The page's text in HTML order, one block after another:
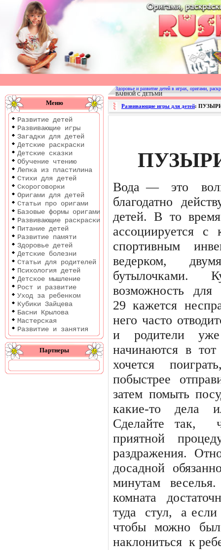
Оригами
|
Раскраски
Развитие
детей
Меню
Развитие детей
Развивающие игры
Загадки для детей
Детские раскраски
Детские сказки
Обучение чтению
Лепка из пластилина
Стихи для детей
Скороговорки
Оригами для детей
Статьи про оригами
Базовые формы оригами
Развивающие раскраски
Питание детей
Развитие памяти
Здоровье детей
Детские болезни
Статьи для родителей
Психология детей
Детское мышление
Рост и развитие
Уход за ребенком
Кубики Зайцева
Басни Крылова
Мастерская
Развитие и занятия
Партнеры
Здоровье и развитие детей в играх, оригами,
ВАННОЙ С ДЕТЬМИ
Развивающие игры для детей:
Вода — это
благодатно
детей. В то
ассоциируется с
спортивным
ведерком,
бутылочками.
возможность
для
29 кажется
него часто
и
родители
уже
начинаются в тот
хочется
побыстрее
затем помыть
какие-то дела
Сделайте так,
приятной
раздражения.
досадной
минутам веселья.
комната
туда
стул,
а если
чтобы можно
наклониться к